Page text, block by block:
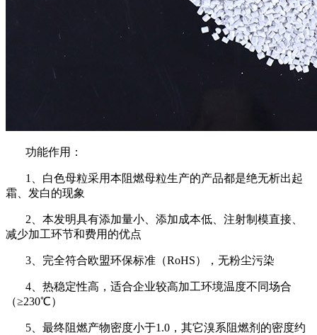
功能作用：
1、白色母粒采用本阻燃母粒生产的产品都是绝无析出起
霜、发白的现象
2、本发明具有添加量小、添加成本低、注射制模直接、
减少加工环节和费用的优点
3、完全符合欧盟环保标准（RoHS），无粉尘污染
4、热稳定性高，适合企业较高加工环境温度不同场合
（≥230℃）
5、最终阻燃产物密度小于1.0，其它溴系阻燃剂的密度约